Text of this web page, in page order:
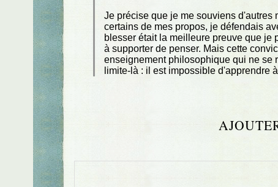
Je précise que je me souviens d'autres
certains de mes propos, je défendais
blesser était la meilleure preuve que je
à supporter de penser. Mais cette
enseignement philosophique qui ne se
limite-là : il est impossible d'apprendre